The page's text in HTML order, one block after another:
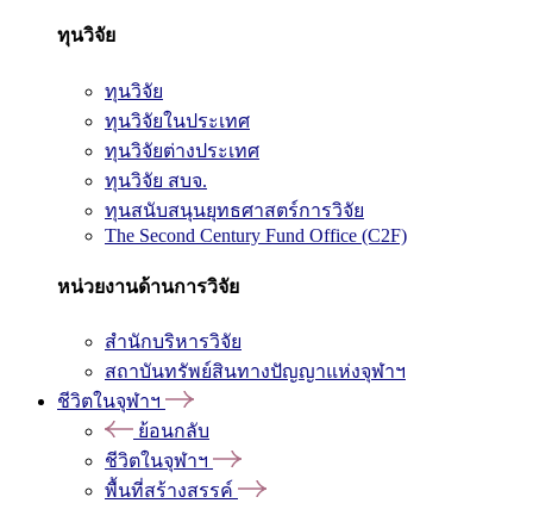
ทุนวิจัย
ทุนวิจัย
ทุนวิจัยในประเทศ
ทุนวิจัยต่างประเทศ
ทุนวิจัย สบจ.
ทุนสนับสนุนยุทธศาสตร์การวิจัย
The Second Century Fund Office (C2F)
หน่วยงานด้านการวิจัย
สำนักบริหารวิจัย
สถาบันทรัพย์สินทางปัญญาแห่งจุฬาฯ
ชีวิตในจุฬาฯ
ย้อนกลับ
ชีวิตในจุฬาฯ
พื้นที่สร้างสรรค์